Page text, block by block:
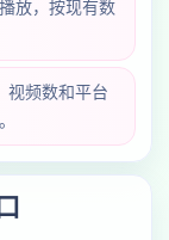
放，按现有数
视频数和平台